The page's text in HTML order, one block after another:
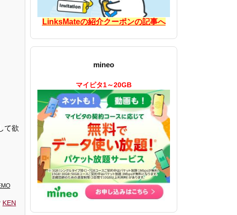
て欲
KEN
LinksMateの紹介クーポンの記事へ
mineo
マイピタ1～20GB